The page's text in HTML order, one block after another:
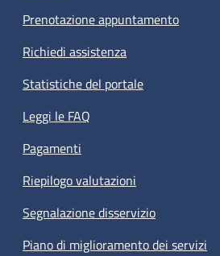
Prenotazione appuntamento
Richiedi assistenza
Statistiche del portale
Leggi le FAQ
Pagamenti
Riepilogo valutazioni
Segnalazione disservizio
Piano di miglioramento dei servizi